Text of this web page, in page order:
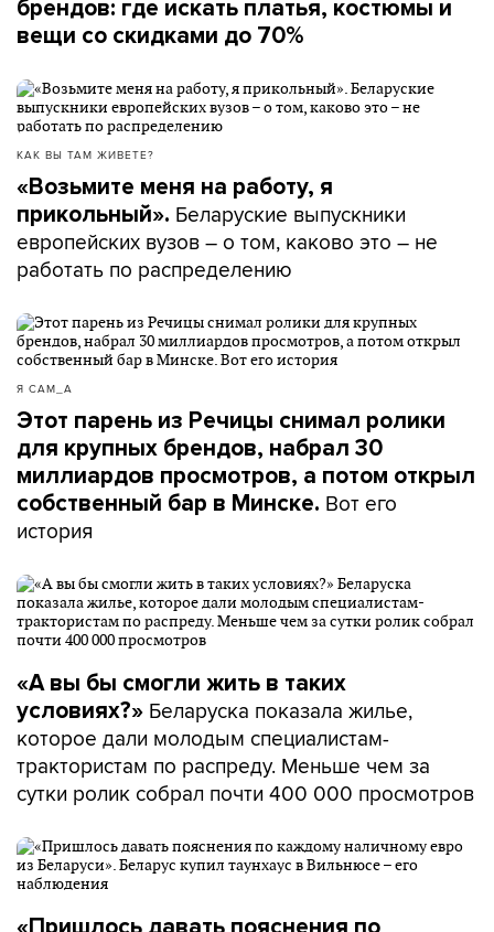
брендов: где искать платья, костюмы и
вещи со скидками до 70%
КАК ВЫ ТАМ ЖИВЕТЕ?
«Возьмите меня на работу, я
прикольный». Беларуские выпускники
европейских вузов – о том, каково это – не
работать по распределению
Я САМ_А
Этот парень из Речицы снимал ролики
для крупных брендов, набрал 30
миллиардов просмотров, а потом открыл
собственный бар в Минске. Вот его
история
«А вы бы смогли жить в таких
условиях?» Беларуска показала жилье,
которое дали молодым специалистам-
трактористам по распреду. Меньше чем за
сутки ролик собрал почти 400 000 просмотров